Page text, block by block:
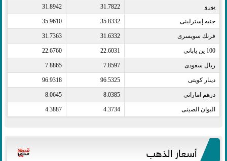
يورو​ 31.7822
31.8942
جنيه إسترلينى​ 35.8332
35.9610
فرنك سويسرى​ 31.6332
31.7363
100 ين يابانى​ 22.6031
22.6760
ريال سعودى​ 7.8597
7.8865
دينار كويتى​ 96.5325
96.9318
درهم اماراتى​ 8.0385
8.0645
اليوان الصينى​ 4.3734
4.3887
أسعار الذهب